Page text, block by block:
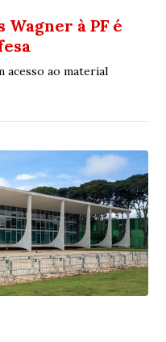
à PF é
acesso ao material